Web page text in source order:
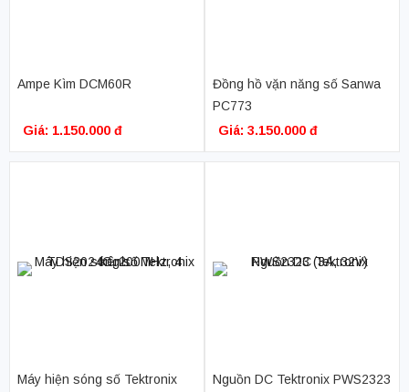
Ampe Kìm DCM60R
Giá: 1.150.000 đ
Đồng hồ vặn năng số Sanwa
PC773
Giá: 3.150.000 đ
Máy hiện sóng số Tektronix
Nguồn DC Tektronix PWS2323